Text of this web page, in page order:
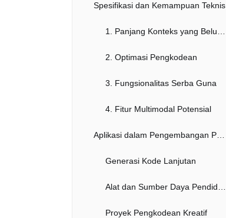
Spesifikasi dan Kemampuan Teknis
2. Optimasi Pengkodean
3. Fungsionalitas Serba Guna
4. Fitur Multimodal Potensial
Generasi Kode Lanjutan
Proyek Pengkodean Kreatif